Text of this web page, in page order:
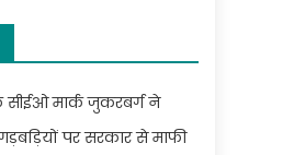
सीईओ मार्क जुकरबर्ग ने
पर सरकार से माफी